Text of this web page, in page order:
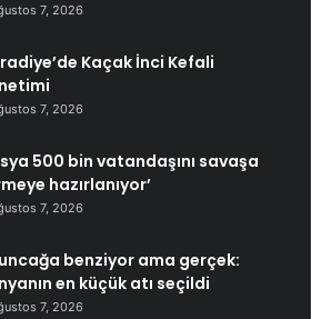
7, 2026
Kaçak İnci Kefali
7, 2026
500 bin vatandaşını savaşa
hazırlanıyor’
7, 2026
benziyor ama gerçek:
en küçük atı seçildi
7, 2026